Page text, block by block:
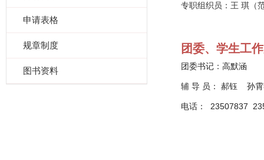
申请表格
规章制度
图书资料
专职组织员：王 琪（
团委、学生工
团委书记：高默涵
辅 导 员： 郝钰 孙
电话： 23507837